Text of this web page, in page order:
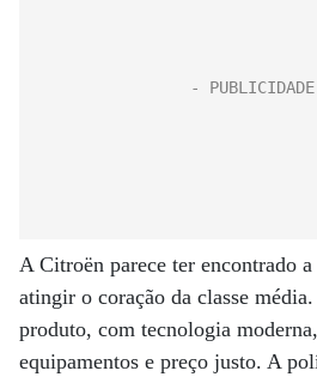
A Citroën parece ter encontrado
atingir o coração da classe
produto, com tecnologia
equipamentos e preço justo. A